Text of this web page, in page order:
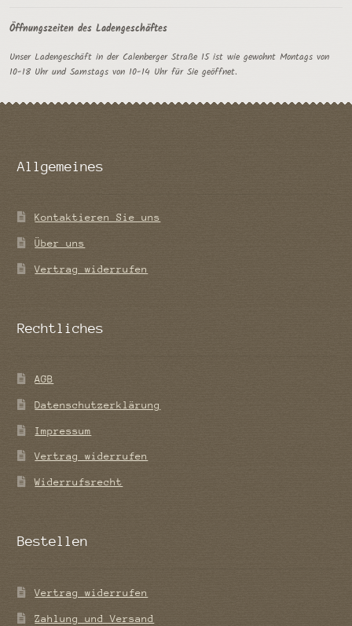
Öffnungszeiten des Ladengeschäftes
Unser Ladengeschäft in der Calenberger Straße 15 ist wie gewohnt Montags von
10-18 Uhr und Samstags von 10-14 Uhr für Sie geöffnet.
Allgemeines
Kontaktieren Sie uns
Über uns
Vertrag widerrufen
Rechtliches
AGB
Datenschutzerklärung
Impressum
Vertrag widerrufen
Widerrufsrecht
Bestellen
Vertrag widerrufen
Zahlung und Versand